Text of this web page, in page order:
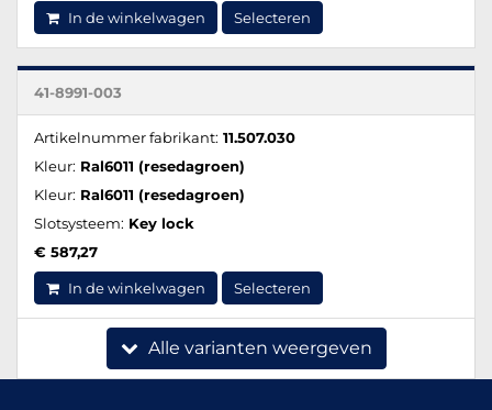
In de winkelwagen Selecteren
41-8991-003
Artikelnummer fabrikant: 11.507.030
Kleur: Ral6011 (resedagroen)
Kleur: Ral6011 (resedagroen)
Slotsysteem: Key lock
€ 587,27
In de winkelwagen Selecteren
Alle varianten weergeven